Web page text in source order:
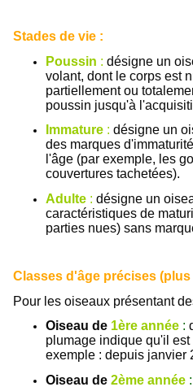
Stades de vie :
Poussin : désigne un
volant, dont le corps est
partiellement ou
poussin jusqu'à
Immature : désigne un
des marques
l'âge (par exemple, les
couvertures tachetées).
Adulte : désigne un
caractéristiques de
parties nues) sans
Classes d'âge précises
Pour les oiseaux présentant
Oiseau de 1ère année :
plumage indique qu'il
exemple : depuis janvier
Oiseau de 2ème année :